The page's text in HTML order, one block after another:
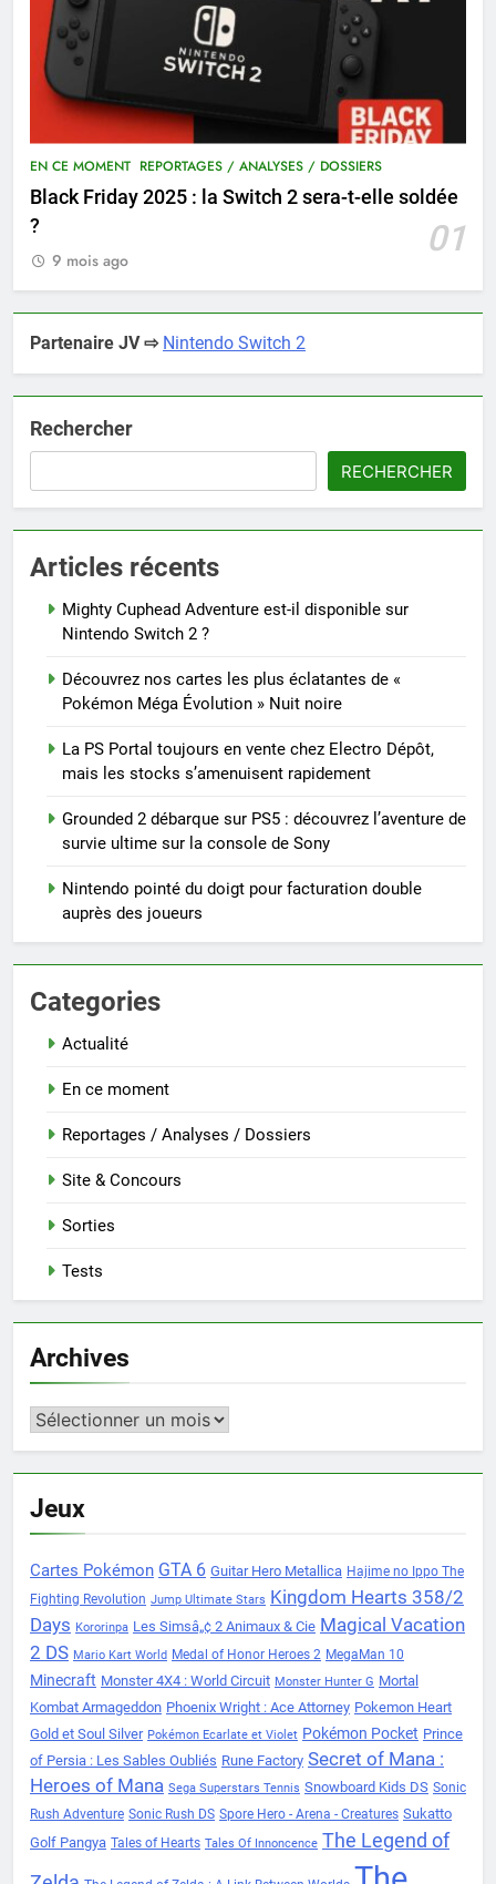
EN CE MOMENT REPORTAGES / ANALYSES / DOSSIERS
Black Friday 2025 : la Switch 2 sera-t-elle soldée
?
01
9 mois ago
Partenaire JV ⇨ Nintendo Switch 2
Rechercher
RECHERCHER
Articles récents
Mighty Cuphead Adventure est-il disponible sur
Nintendo Switch 2 ?
Découvrez nos cartes les plus éclatantes de «
Pokémon Méga Évolution » Nuit noire
La PS Portal toujours en vente chez Electro Dépôt,
mais les stocks s’amenuisent rapidement
Grounded 2 débarque sur PS5 : découvrez l’aventure de
survie ultime sur la console de Sony
Nintendo pointé du doigt pour facturation double
auprès des joueurs
Categories
Actualité
En ce moment
Reportages / Analyses / Dossiers
Site & Concours
Sorties
Tests
Archives
Archives
Jeux
Cartes Pokémon GTA 6 Guitar Hero Metallica Hajime no Ippo The
Fighting Revolution Jump Ultimate Stars Kingdom Hearts 358/2
Days Kororinpa Les Simsâ„¢ 2 Animaux & Cie Magical Vacation
2 DS Mario Kart World Medal of Honor Heroes 2 MegaMan 10
Minecraft Monster 4X4 : World Circuit Monster Hunter G Mortal
Kombat Armageddon Phoenix Wright : Ace Attorney Pokemon Heart
Gold et Soul Silver Pokémon Ecarlate et Violet Pokémon Pocket Prince
of Persia : Les Sables Oubliés Rune Factory Secret of Mana :
Heroes of Mana Sega Superstars Tennis Snowboard Kids DS Sonic
Rush Adventure Sonic Rush DS Spore Hero - Arena - Creatures Sukatto
Golf Pangya Tales of Hearts Tales Of Innoncence The Legend of